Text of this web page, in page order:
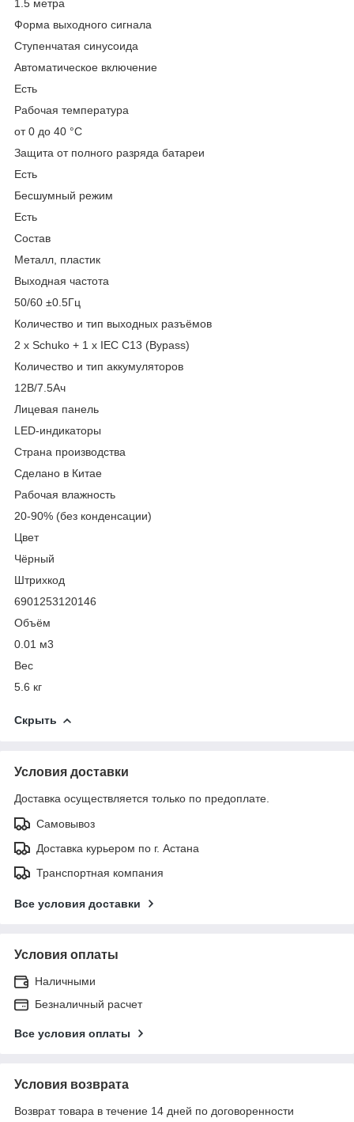
1.5 метра
Форма выходного сигнала
Ступенчатая синусоида
Автоматическое включение
Есть
Рабочая температура
от 0 до 40 °С
Защита от полного разряда батареи
Есть
Бесшумный режим
Есть
Состав
Металл, пластик
Выходная частота
50/60 ±0.5Гц
Количество и тип выходных разъёмов
2 х Schuko + 1 х IEC C13 (Bypass)
Количество и тип аккумуляторов
12В/7.5Ач
Лицевая панель
LED-индикаторы
Страна производства
Сделано в Китае
Рабочая влажность
20-90% (без конденсации)
Цвет
Чёрный
Штрихкод
6901253120146
Объём
0.01 м3
Вес
5.6 кг
Скрыть
Условия доставки
Доставка осуществляется только по предоплате.
Самовывоз
Доставка курьером по г. Астана
Транспортная компания
Все условия доставки
Условия оплаты
Наличными
Безналичный расчет
Все условия оплаты
Условия возврата
Возврат товара в течение 14 дней по договоренности